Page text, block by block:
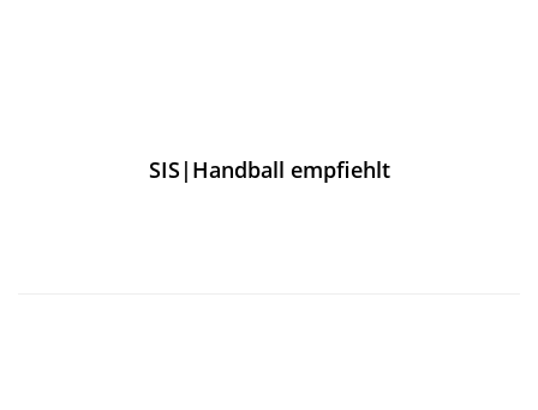
SIS|Handball empfiehlt